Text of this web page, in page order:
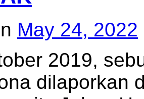
May 24, 2022
2019,
dilaporkan